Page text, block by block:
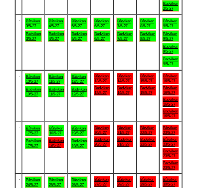
Badviken
2/5-27
Båtviken
3/5-27
Badviken
3/5-27
Båtviken
4/5-27
Badviken
4/5-27
Båtviken
5/5-27
Badviken
5/5-27
Båtviken
6/5-27
Badviken
6/5-27
Båtviken
7/5-27
Badviken
7/5-27
Båtviken
8/5-27
Badviken
8/5-27
Båtviken
9/5-27
Båtviken
9/5-27
Badviken
9/5-27
Badviken
9/5-27
Båtviken
10/5-27
Badviken
10/5-27
Båtviken
11/5-27
Badviken
11/5-27
Båtviken
12/5-27
Badviken
12/5-27
Båtviken
13/5-27
Badviken
13/5-27
Båtviken
14/5-27
Badviken
14/5-27
Båtviken
15/5-27
Badviken
15/5-27
Båtviken
16/5-27
Båtviken
16/5-27
Badviken
16/5-27
Badviken
16/5-27
Båtviken
17/5-27
Badviken
17/5-27
Båtviken
18/5-27
Badviken
18/5-27
Båtviken
19/5-27
Badviken
19/5-27
Båtviken
20/5-27
Badviken
20/5-27
Båtviken
21/5-27
Badviken
21/5-27
Båtviken
22/5-27
Badviken
22/5-27
Båtviken
23/5-27
Båtviken
23/5-27
Badviken
23/5-27
Badviken
23/5-27
Båtviken
24/5-27
Båtviken
25/5-27
Båtviken
26/5-27
Båtviken
27/5-27
Båtviken
28/5-27
Båtviken
29/5-27
Båtviken
30/5-27